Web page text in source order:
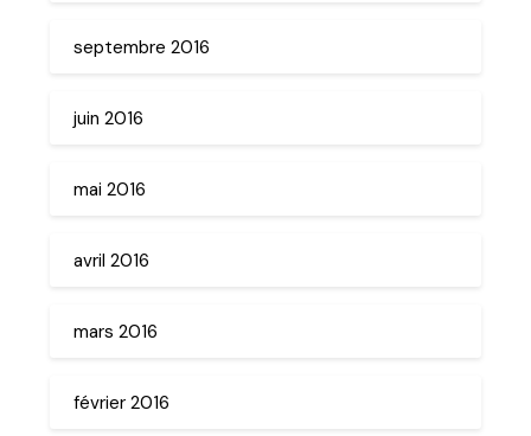
septembre 2016
juin 2016
mai 2016
avril 2016
mars 2016
février 2016